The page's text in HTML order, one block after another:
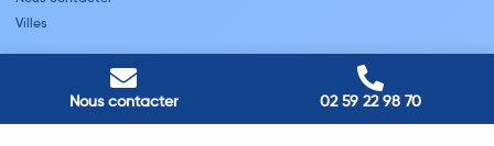
Nous contacter 02 59 22 98 70
Villes
Nos adresses
Louviers
45 avenue Winston Churchill, Louviers, France